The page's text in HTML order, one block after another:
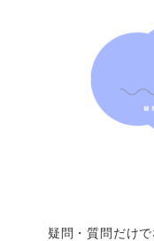
疑問・質問だけ